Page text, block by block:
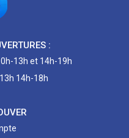
:
13h et 14h-19h
14h-18h